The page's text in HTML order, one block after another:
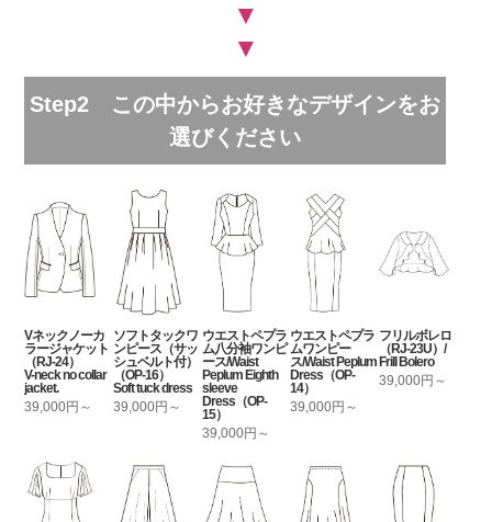
▼
▼
Step2 この中からお好きなデザインをお
選びください
Vネックノーカ
ラージャケット
（RJ-24）
V-neck no collar
jacket.
39,000円～
ソフトタックワ
ンピース（サッ
シュベルト付）
（OP-16）
Soft tuck dress
39,000円～
ウエストペプラ
ム八分袖ワンピ
ース/Waist
Peplum Eighth
sleeve
Dress（OP-
15）
39,000円～
ウエストペプラ
ムワンピー
ス/Waist Peplum
Dress（OP-
14）
39,000円～
フリルボレロ
（RJ-23U）/
Frill Bolero
39,000円～